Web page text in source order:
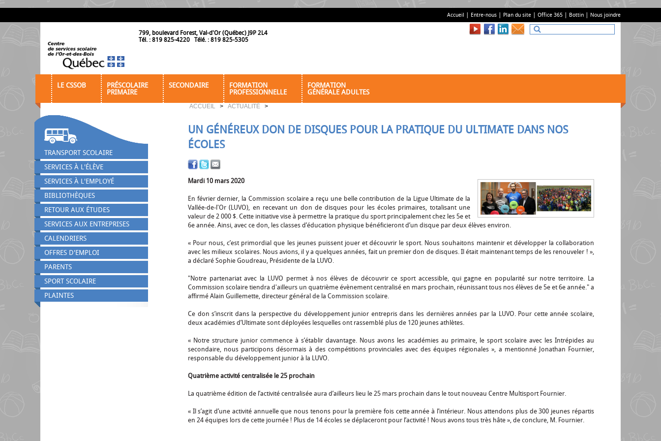
Accueil Entre-nous Plan du site Office 365 Bottin Nous joindre
799, boulevard Forest, Val-d'Or (Québec) J9P 2L4
Tél. : 819 825-4220 Télé. : 819 825-5305
LE CSSOB
PRÉSCOLAIRE
PRIMAIRE
SECONDAIRE
FORMATION
PROFESSIONNELLE
FORMATION
GÉNÉRALE ADULTES
ACCUEIL >ACTUALITÉ >
TRANSPORT SCOLAIRE
SERVICES À L'ÉLÈVE
SERVICES À L'EMPLOYÉ
BIBLIOTHÈQUES
RETOUR AUX ÉTUDES
SERVICES AUX ENTREPRISES
CALENDRIERS
OFFRES D'EMPLOI
PARENTS
SPORT SCOLAIRE
PLAINTES
UN GÉNÉREUX DON DE DISQUES POUR LA PRATIQUE DU ULTIMATE DANS NOS
ÉCOLES
Mardi 10 mars 2020
En février dernier, la Commission scolaire a reçu une belle contribution de la Ligue Ultimate de la
Vallée-de-l'Or (LUVO), en recevant un don de disques pour les écoles primaires, totalisant une
valeur de 2 000 $. Cette initiative vise à permettre la pratique du sport principalement chez les 5e et
6e année. Ainsi, avec ce don, les classes d’éducation physique bénéficieront d’un disque par deux élèves environ.
« Pour nous, c’est primordial que les jeunes puissent jouer et découvrir le sport. Nous souhaitons maintenir et développer la collaboration
avec les milieux scolaires. Nous avions, il y a quelques années, fait un premier don de disques. Il était maintenant temps de les renouveler ! »,
a déclaré Sophie Goudreau, Présidente de la LUVO.
"Notre partenariat avec la LUVO permet à nos élèves de découvrir ce sport accessible, qui gagne en popularité sur notre territoire. La
Commission scolaire tiendra d'ailleurs un quatrième évènement centralisé en mars prochain, réunissant tous nos élèves de 5e et 6e année." a
affirmé Alain Guillemette, directeur général de la Commission scolaire.
Ce don s’inscrit dans la perspective du développement junior entrepris dans les dernières années par la LUVO. Pour cette année scolaire,
deux académies d’Ultimate sont déployées lesquelles ont rassemblé plus de 120 jeunes athlètes.
« Notre structure junior commence à s’établir davantage. Nous avons les académies au primaire, le sport scolaire avec les Intrépides au
secondaire, nous participons désormais à des compétitions provinciales avec des équipes régionales », a mentionné Jonathan Fournier,
responsable du développement junior à la LUVO.
Quatrième activité centralisée le 25 prochain
La quatrième édition de l’activité centralisée aura d’ailleurs lieu le 25 mars prochain dans le tout nouveau Centre Multisport Fournier.
« Il s’agit d’une activité annuelle que nous tenons pour la première fois cette année à l’intérieur. Nous attendons plus de 300 jeunes répartis
en 24 équipes lors de cette journée ! Plus de 14 écoles se déplaceront pour l’activité ! Nous avons tous très hâte », de conclure, M. Fournier.